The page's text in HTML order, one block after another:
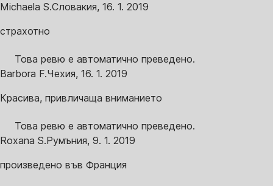
Michaela S.Словакия, 16. 1. 2019
страхотно
Това ревю е автоматично преведено.
Barbora F.Чехия, 16. 1. 2019
Красива, привличаща вниманието
Това ревю е автоматично преведено.
Roxana S.Румъния, 9. 1. 2019
произведено във Франция